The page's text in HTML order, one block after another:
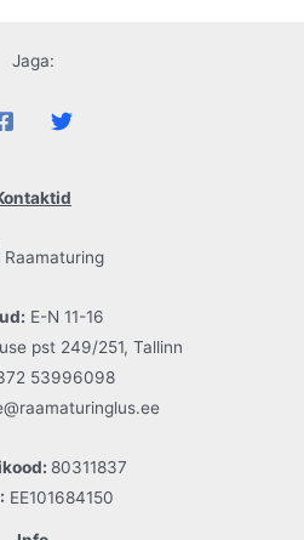
Jaga:
Raamaturing
E-N 11-16
pst 249/251, Tallinn
53996098
80311837
EE101684150